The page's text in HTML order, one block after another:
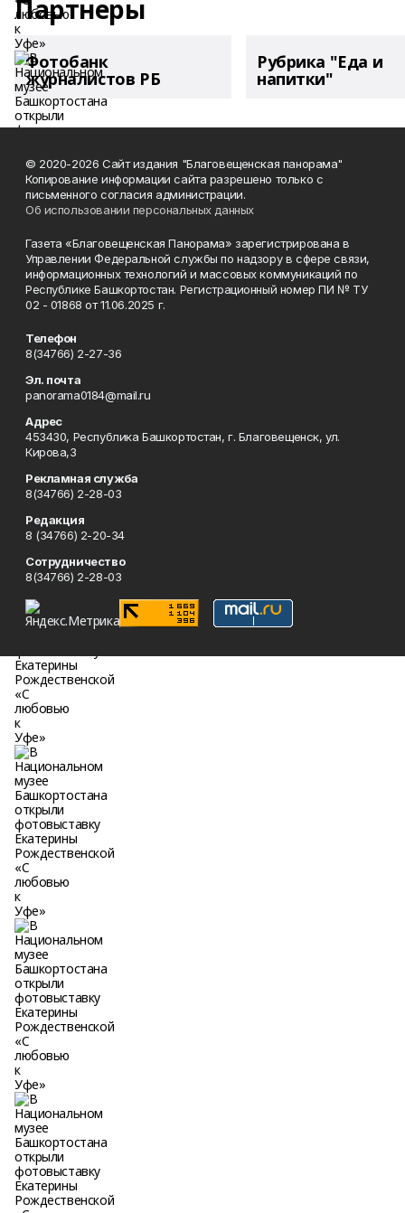
Партнеры
Фотобанк
журналистов РБ
Рубрика "Еда и
напитки"
© 2020-2026 Сайт издания "Благовещенская панорама"
Копирование информации сайта разрешено только с
письменного согласия администрации.
Об использовании персональных данных
Газета «Благовещенская Панорама» зарегистрирована в
Управлении Федеральной службы по надзору в сфере связи,
информационных технологий и массовых коммуникаций по
Республике Башкортостан. Регистрационный номер ПИ № ТУ
02 - 01868 от 11.06.2025 г.
Телефон
8(34766) 2-27-36
Эл. почта
panorama0184@mail.ru
Адрес
453430, Республика Башкортостан, г. Благовещенск, ул.
Кирова,3
Рекламная служба
8(34766) 2-28-03
Редакция
8 (34766) 2-20-34
Сотрудничество
8(34766) 2-28-03